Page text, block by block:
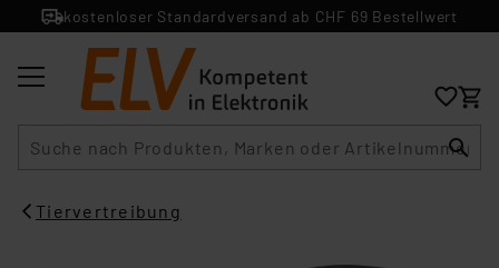
kostenloser Standardversand ab CHF 69 Bestellwert
Tiervertreibung